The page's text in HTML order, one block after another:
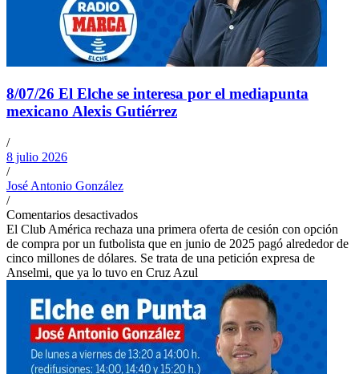
8/07/26 El Elche se interesa por el mediapunta
mexicano Alexis Gutiérrez
/
8 julio 2026
/
José Antonio González
/
Comentarios desactivados
El Club América rechaza una primera oferta de cesión con opción
de compra por un futbolista que en junio de 2025 pagó alrededor de
cinco millones de dólares. Se trata de una petición expresa de
Anselmi, que ya lo tuvo en Cruz Azul